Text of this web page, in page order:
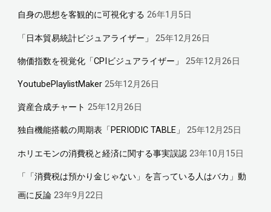
自身の思想を客観的に可視化する 26年1月5日
「日本貿易統計ビジュアライザー」 25年12月26日
物価指数を視覚化「CPIビジュアライザー」 25年12月26日
YoutubePlaylistMaker 25年12月26日
資産合成チャート 25年12月26日
独自機能搭載の周期表「PERIODIC TABLE」 25年12月25日
ホリエモンの消費税と経済に関する事実誤認 23年10月15日
「「消費税は預かり金じゃない」を言っている人はバカ」動
画に反論 23年9月22日